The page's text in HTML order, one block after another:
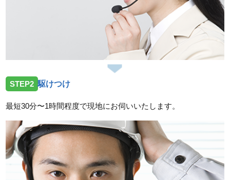
STEP2 駆けつけ
最短30分〜1時間程度で現地にお伺いいたします。